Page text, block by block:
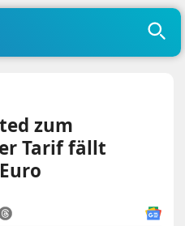
zum
Tarif fällt